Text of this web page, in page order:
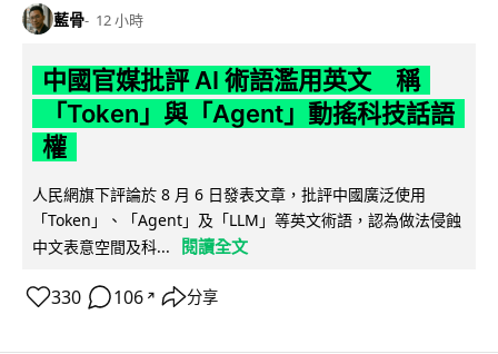
藍骨 12 小時
中國官媒批評 AI 術語濫用英文 稱
「Token」與「Agent」動搖科技話語
權
人民網旗下評論於 8 月 6 日發表文章，批評中國廣泛使用
「Token」、「Agent」及「LLM」等英文術語，認為做法侵蝕
中文表意空間及科...
閱讀全文
330 106 ↗ 分享